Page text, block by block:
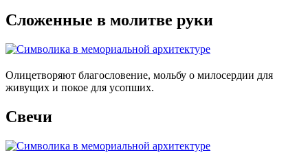
Сложенные в молитве руки
Олицетворяют благословение, мольбу о милосердии для
живущих и покое для усопших.
Свечи